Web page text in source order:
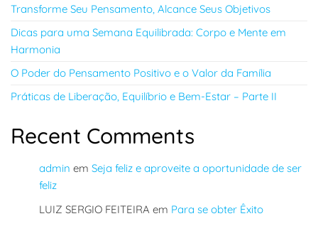
Transforme Seu Pensamento, Alcance Seus Objetivos
Dicas para uma Semana Equilibrada: Corpo e Mente em
Harmonia
O Poder do Pensamento Positivo e o Valor da Família
Práticas de Liberação, Equilíbrio e Bem-Estar – Parte II
Recent Comments
admin em Seja feliz e aproveite a oportunidade de ser
feliz
LUIZ SERGIO FEITEIRA em Para se obter Êxito